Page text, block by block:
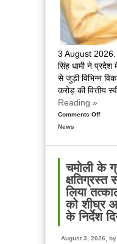
3 August 2026.
सिंह धामी ने प्रदेश
से जुड़ी विभिन्न
करोड़ की वित्तीय
Reading »
Comments Offon
की
विभिन्न
विकास
एवं
कार्यों
News
चमोली के
लिया
को शीघ्र
के निर्देश
August 3, 2026, by